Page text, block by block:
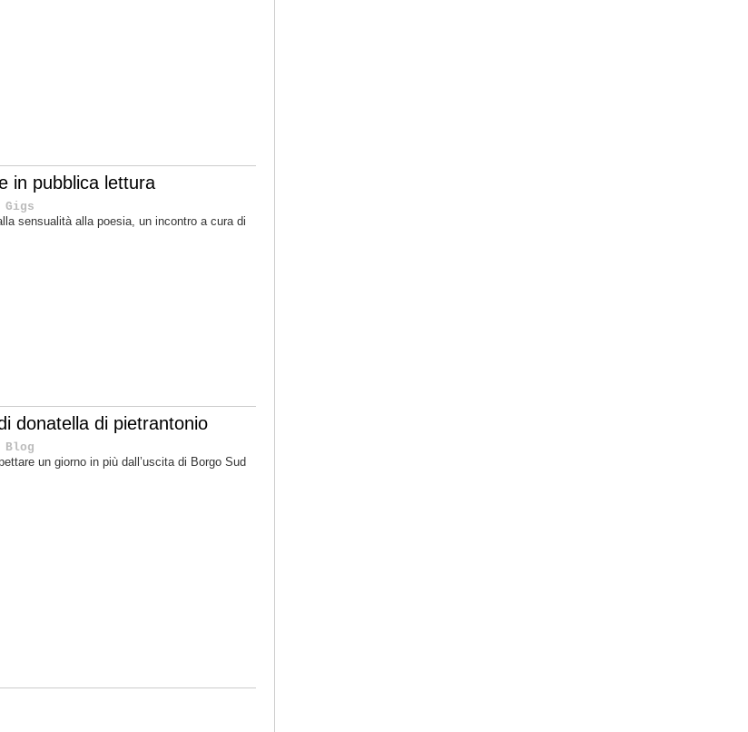
in pubblica lettura
sensualità alla poesia, un incontro a cura di
donatella di pietrantonio
Blog
un giorno in più dall’uscita di Borgo Sud